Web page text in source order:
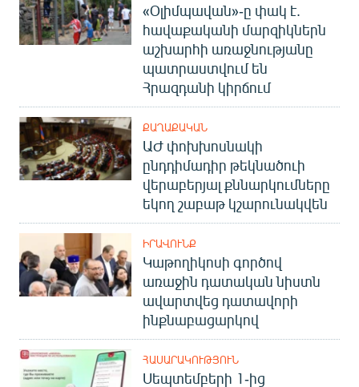
«Օլիմպավան»-ը փակ է.
հավաքականի մարզիկներն
աշխարհի առաջնությանը
պատրաստվում են
Հրազդանի կիրճում
ՔԱՂԱՔԱԿԱՆ
ԱԺ փոխխոսնակի
ընդդիմադիր թեկնածուի
վերաբերյալ քննարկումները
եկող շաբաթ կշարունակվեն
ԻՐԱՎՈՒՆՔ
Կաթողիկոսի գործով
առաջին դատական նիստն
ավարտվեց դատավորի
ինքնաբացարկով
ՀԱՍԱՐԱԿՈՒԹՅՈՒՆ
Սեպտեմբերի 1-ից